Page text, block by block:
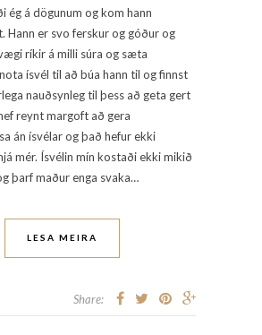
ég á dögunum og kom hann
Hann er svo ferskur og góður og
ríkir á milli súra og sæta
ísvél til að búa hann til og finnst
nauðsynleg til þess að geta gert
reynt margoft að gera
án ísvélar og það hefur ekki
mér. Ísvélin mín kostaði ekki mikið
þarf maður enga svaka…
LESA MEIRA
Share: